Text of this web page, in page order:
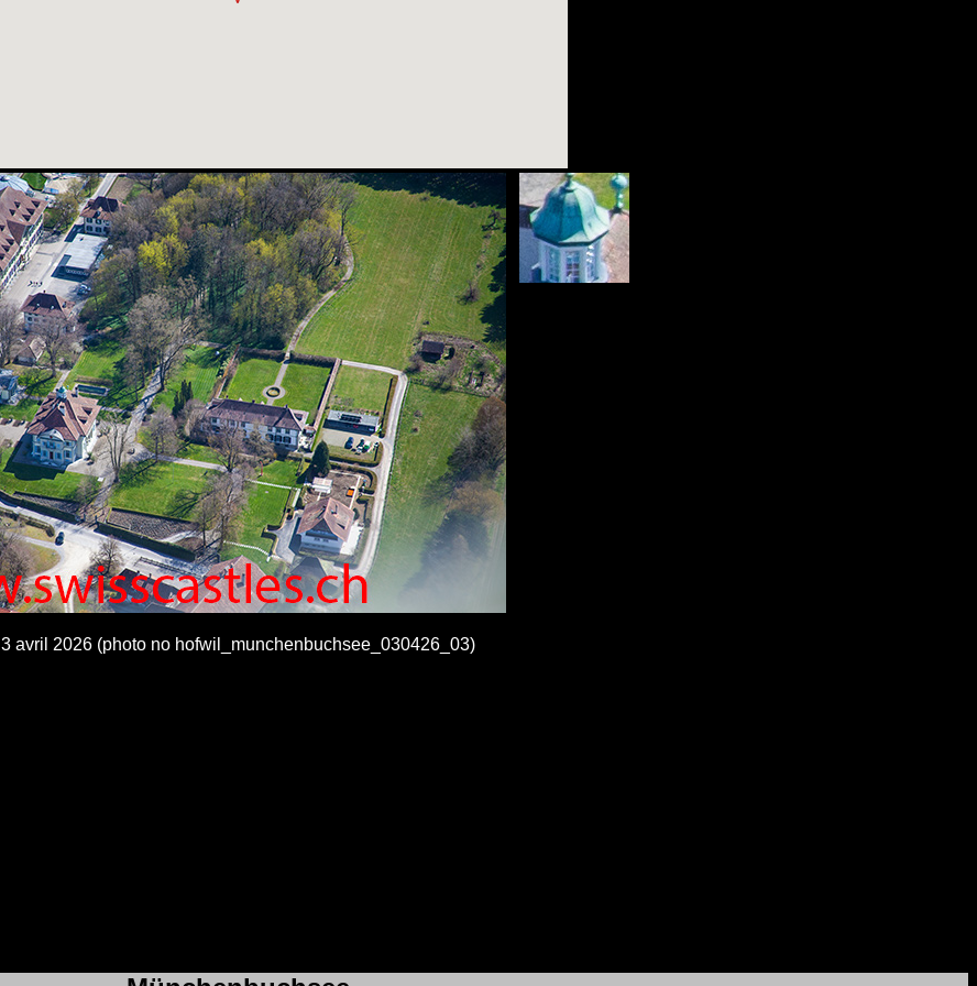
3 avril 2026 (photo no hofwil_munchenbuchsee_030426_03)